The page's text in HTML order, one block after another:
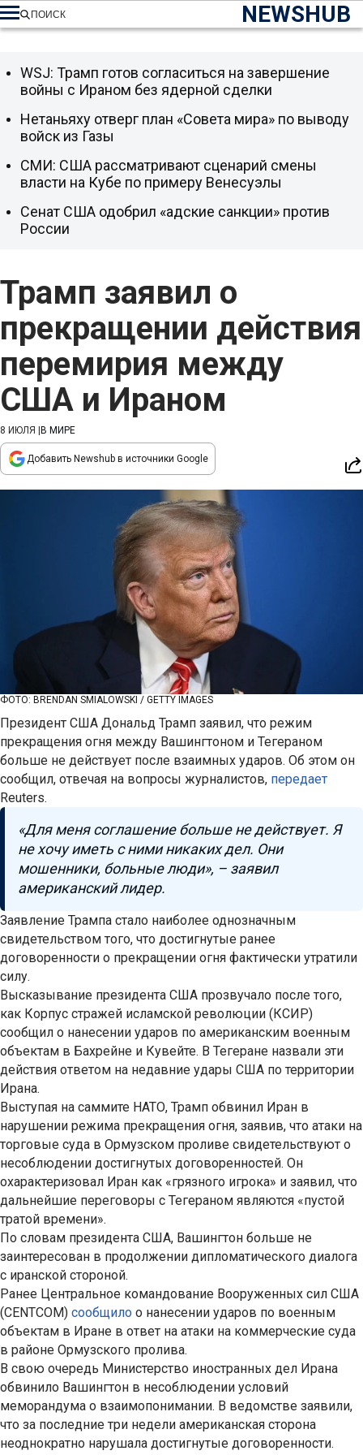
NEWSHUB
ПОИСК
Трамп заявил о
прекращении действия
перемирия между
США и Ираном
8 ИЮЛЯ В МИРЕ
Добавить Newshub в источники Google
ФОТО: BRENDAN SMIALOWSKI / GETTY IMAGES
Президент США Дональд Трамп заявил, что режим
прекращения огня между Вашингтоном и Тегераном
больше не действует после взаимных ударов. Об этом он
сообщил, отвечая на вопросы журналистов, передает
Reuters.
«Для меня соглашение больше не действует. Я
не хочу иметь с ними никаких дел. Они
мошенники, больные люди», – заявил
американский лидер.
Заявление Трампа стало наиболее однозначным
свидетельством того, что достигнутые ранее
договоренности о прекращении огня фактически утратили
силу.
Высказывание президента США прозвучало после того,
как Корпус стражей исламской революции (КСИР)
сообщил о нанесении ударов по американским военным
объектам в Бахрейне и Кувейте. В Тегеране назвали эти
действия ответом на недавние удары США по территории
Ирана.
Выступая на саммите НАТО, Трамп обвинил Иран в
нарушении режима прекращения огня, заявив, что атаки на
торговые суда в Ормузском проливе свидетельствуют о
несоблюдении достигнутых договоренностей. Он
охарактеризовал Иран как «грязного игрока» и заявил, что
дальнейшие переговоры с Тегераном являются «пустой
тратой времени».
По словам президента США, Вашингтон больше не
заинтересован в продолжении дипломатического диалога
с иранской стороной.
Ранее Центральное командование Вооруженных сил США
(CENTCOM) сообщило о нанесении ударов по военным
объектам в Иране в ответ на атаки на коммерческие суда
в районе Ормузского пролива.
В свою очередь Министерство иностранных дел Ирана
обвинило Вашингтон в несоблюдении условий
меморандума о взаимопонимании. В ведомстве заявили,
что за последние три недели американская сторона
неоднократно нарушала достигнутые договоренности.
WSJ: Трамп готов согласиться на завершение
войны с Ираном без ядерной сделки
Нетаньяху отверг план «Совета мира» по выводу
войск из Газы
СМИ: США рассматривают сценарий смены
власти на Кубе по примеру Венесуэлы
Сенат США одобрил «адские санкции» против
России